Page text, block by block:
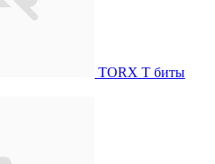
TORX T биты